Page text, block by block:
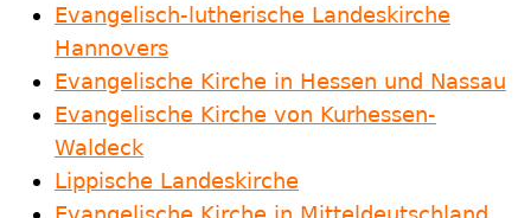
Evangelisch-lutherische Landeskirche
Hannovers
Evangelische Kirche in Hessen und Nassau
Evangelische Kirche von Kurhessen-
Waldeck
Lippische Landeskirche